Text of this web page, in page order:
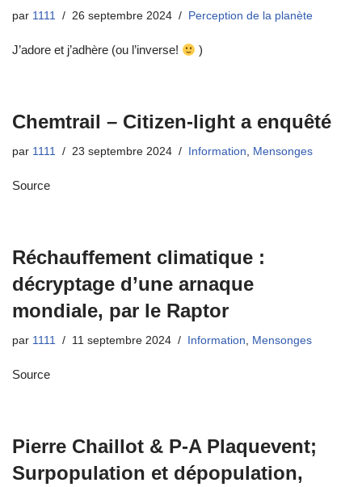
par 1111 26 septembre 2024 Perception de la planète
J’adore et j’adhère (ou l’inverse! )
Chemtrail – Citizen-light a enquêté
par 1111 23 septembre 2024 Information, Mensonges
Source
Réchauffement climatique :
décryptage d’une arnaque
mondiale, par le Raptor
par 1111 11 septembre 2024 Information, Mensonges
Source
Pierre Chaillot & P-A Plaquevent;
Surpopulation et dépopulation,